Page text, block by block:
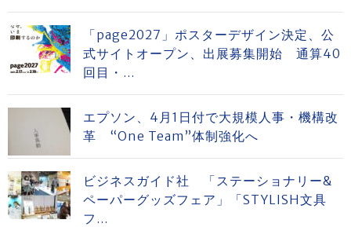
「page2027」ポスターデザイン決定、公
式サイトオープン、出展募集開始 通算40
回目・...
エプソン、4月1日付で大規模人事・機構改
革 “One Team”体制強化へ
ビジネスガイド社 「ステーショナリー&
ペーパーグッズフェア」「STYLISH文具
フ...